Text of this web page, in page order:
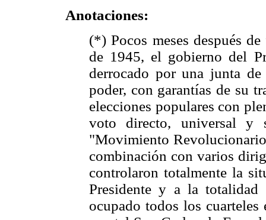
Anotaciones:
(*) Pocos meses después
de 1945, el gobierno del
derrocado por una junta
poder, con garantías de su
elecciones populares con
voto directo, universal y
"Movimiento
combinación con varios
controlaron totalmente la
Presidente y a la totalidad
ocupado todos los